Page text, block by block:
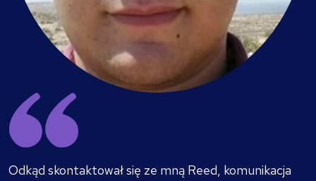
Odkąd skontaktował się ze mną Reed, komunikacja